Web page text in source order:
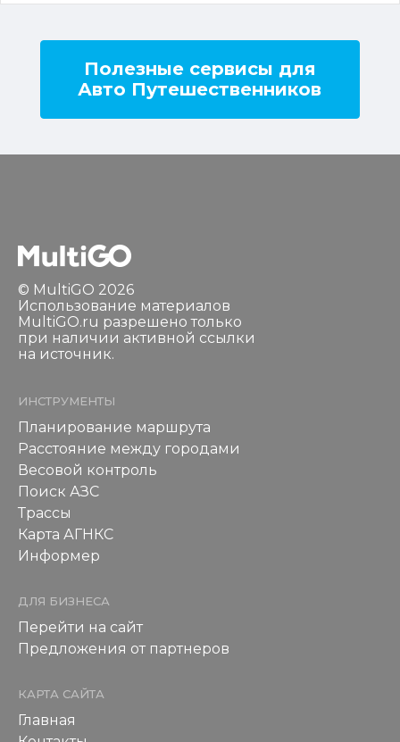
Полезные сервисы для
Авто Путешественников
© MultiGO 2026
Использование материалов
MultiGO.ru разрешено только
при наличии активной ссылки
на источник.
ИНСТРУМЕНТЫ
Планирование маршрута
Расстояние между городами
Весовой контроль
Поиск АЗС
Трассы
Карта АГНКС
Информер
ДЛЯ БИЗНЕСА
Перейти на сайт
Предложения от партнеров
КАРТА САЙТА
Главная